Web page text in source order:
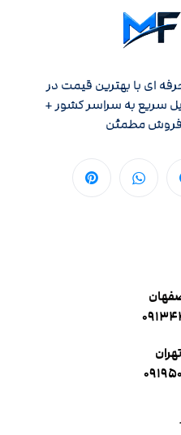
ای با بهترین قیمت در
سریع به سراسر کشور +
مطمئن